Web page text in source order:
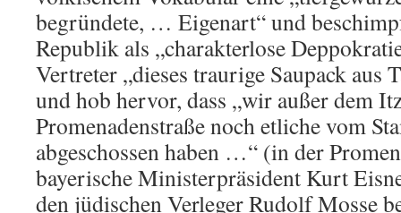
begründete, … Eigenart“ und
Republik als „charakterlose
Vertreter „dieses traurige Saupack aus
und hob hervor, dass „wir außer dem
Promenadenstraße noch etliche vom
abgeschossen haben …“ (in der
bayerische Ministerpräsident Kurt
den jüdischen Verleger Rudolf Mosse